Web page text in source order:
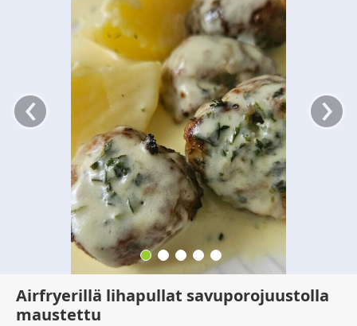
‹ ›
Airfryerillä lihapullat savuporojuustolla
maustettu